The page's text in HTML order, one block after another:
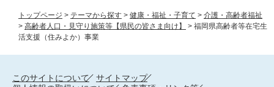
トップページ > テーマから探す > 健康・福祉・子育て > 介護・高齢者福祉
> 高齢者人口・見守り施策等【県民の皆さま向け】 > 福岡県高齢者等在宅生
活支援（住みよか）事業
このサイトについて
サイトマップ